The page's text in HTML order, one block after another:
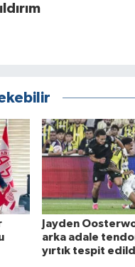
Jayden
arka adale
yırtık tespit